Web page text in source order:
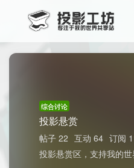
综合讨论
投影悬赏
帖子 22 互动 64 订阅
投影悬赏区，支持我的